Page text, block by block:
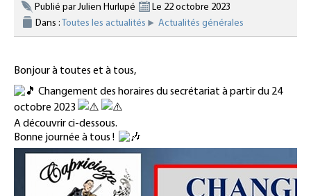
Publié par Julien Hurlupé
Le 22 octobre 2023
Dans : Toutes les actualités Actualités générales
Bonjour à toutes et à tous,
Changement des horaires du secrétariat à partir du 24
octobre 2023
A découvrir ci-dessous.
Bonne journée à tous !